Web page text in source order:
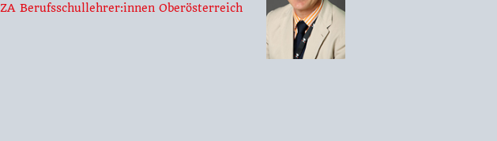
ZA Berufsschullehrer:innen Oberösterreich